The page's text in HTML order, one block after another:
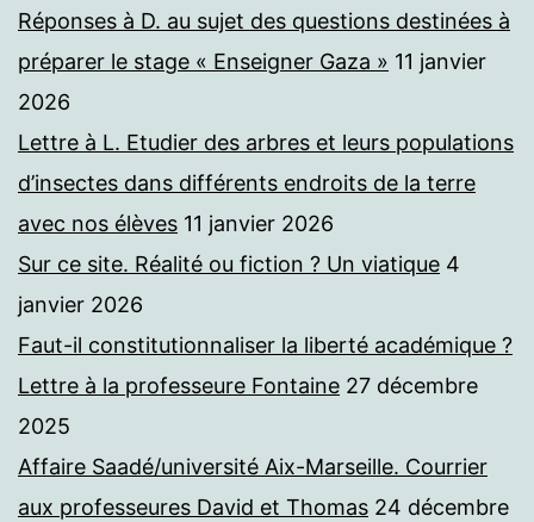
Réponses à D. au sujet des questions destinées à
préparer le stage « Enseigner Gaza » 11 janvier
2026
Lettre à L. Etudier des arbres et leurs populations
d’insectes dans différents endroits de la terre
avec nos élèves 11 janvier 2026
Sur ce site. Réalité ou fiction ? Un viatique 4
janvier 2026
Faut-il constitutionnaliser la liberté académique ?
Lettre à la professeure Fontaine 27 décembre
2025
Affaire Saadé/université Aix-Marseille. Courrier
aux professeures David et Thomas 24 décembre